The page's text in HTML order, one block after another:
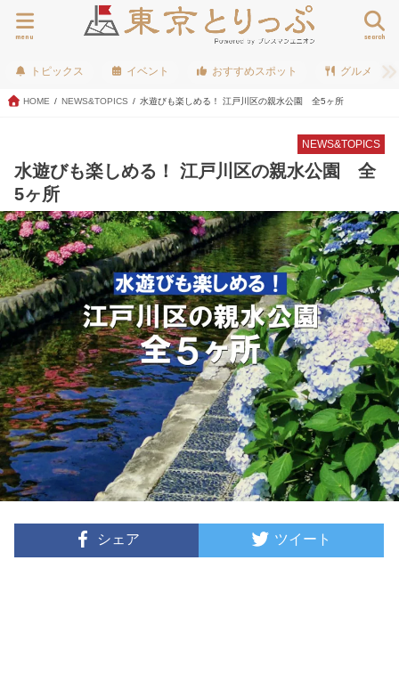
search
menu
トピックス イベント おすすめスポット グルメ
HOME NEWS&TOPICS 水遊びも楽しめる！ 江戸川区の親水公園 全5ヶ所
NEWS&TOPICS
水遊びも楽しめる！ 江戸川区の親水公園 全
5ヶ所
シェア ツイート